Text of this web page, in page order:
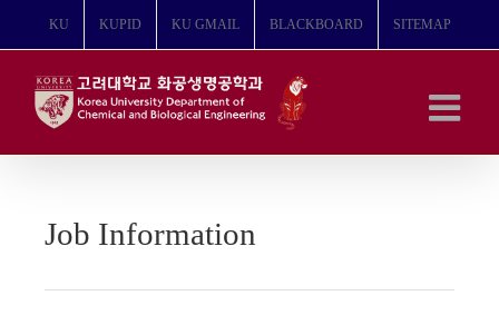
뛰
KU KUPID KU GMAIL BLACKBOARD SITEMAP
Job Information